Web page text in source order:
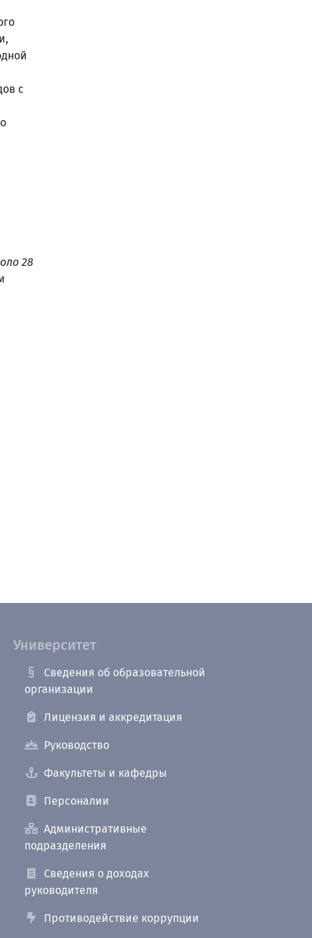
с
28
Университет
Сведения об образовательной
организации
Лицензия и аккредитация
Руководство
Факультеты и кафедры
Персоналии
Административные
подразделения
Сведения о доходах
руководителя
Противодействие коррупции